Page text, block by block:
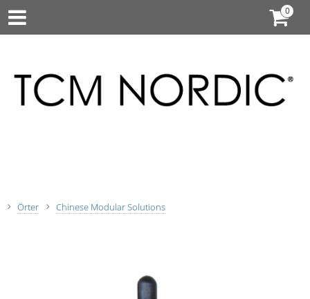
Örter Chinese Modular Solutions